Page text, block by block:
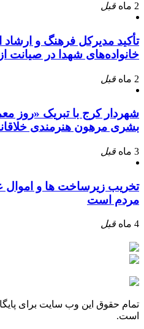
2 ماه قبل
تأکید مدیرکل فرهنگ و
خانواده‌های شهدا در صیانت
2 ماه قبل
شهردار کرج با تبریک «روز
بشری مرهون هنرمندی
3 ماه قبل
تخریب زیرساخت ها و اموال
مردم است
4 ماه قبل
تمام حقوق این وب سایت برای
است.